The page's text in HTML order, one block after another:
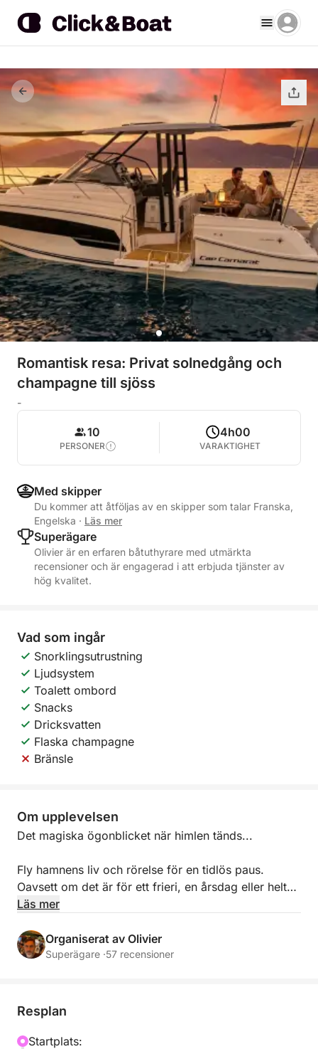
Romantisk resa: Privat solnedgång och
champagne till sjöss
-
10
PERSONER
4h00
VARAKTIGHET
Med skipper
Du kommer att åtföljas av en skipper som talar Franska,
Engelska · Läs mer
Superägare
Olivier är en erfaren båtuthyrare med utmärkta
recensioner och är engagerad i att erbjuda tjänster av
hög kvalitet.
Vad som ingår
Snorklingsutrustning
Ljudsystem
Toalett ombord
Snacks
Dricksvatten
Flaska champagne
Bränsle
Om upplevelsen
Det magiska ögonblicket när himlen tänds...
Fly hamnens liv och rörelse för en tidlös paus.
Oavsett om det är för ett frieri, en årsdag eller helt
enkelt nöjet att vara tillsammans, erbjuder jag en
på den franska rivieran.
ljuset blir gyllene för en lugn kryssning längs kusten.
Den perfekta platsen: Vi kastar ankar i en lugn vik
Läs mer
Organiserat av Olivier
Superägare ·57 recensioner
Resplan
Startplats: